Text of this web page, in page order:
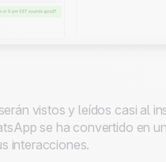
vistos y leídos casi al
se ha convertido en
interacciones.